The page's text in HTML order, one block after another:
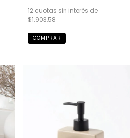
12 cuotas sin interés de
$1.903,58